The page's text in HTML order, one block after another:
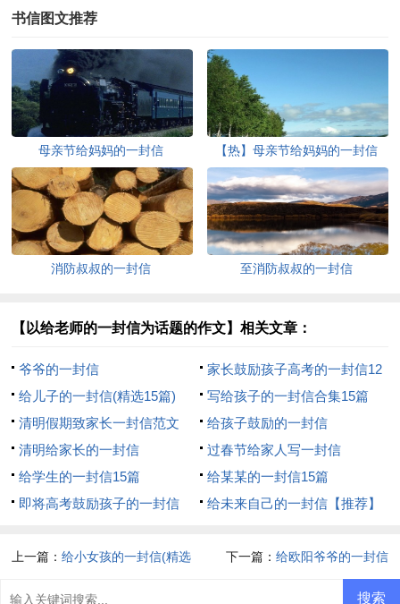
书信图文推荐
母亲节给妈妈的一封信 【热】母亲节给妈妈的一封信
消防叔叔的一封信 至消防叔叔的一封信
【以给老师的一封信为话题的作文】相关文章：
爷爷的一封信
家长鼓励孩子高考的一封信12
篇
给儿子的一封信(精选15篇)
写给孩子的一封信合集15篇
清明假期致家长一封信范文
（精选8篇）
给孩子鼓励的一封信
清明给家长的一封信
过春节给家人写一封信
给学生的一封信15篇
给某某的一封信15篇
即将高考鼓励孩子的一封信
给未来自己的一封信【推荐】
上一篇：给小女孩的一封信(精选
下一篇： 给欧阳爷爷的一封信